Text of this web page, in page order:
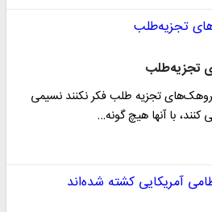
تجزیه‌طلب
تجزیه طلب فکر نکنند نسیمی
با آنها هیچ گونه…